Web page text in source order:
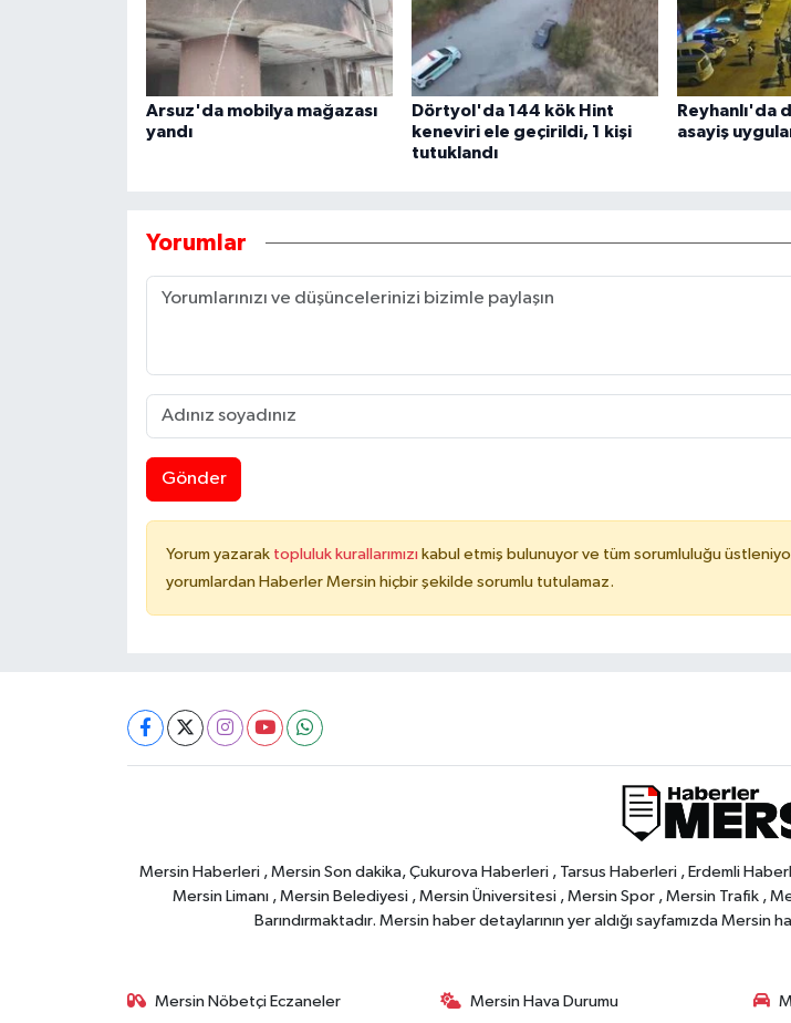
Arsuz'da mobilya mağazası
yandı
Dörtyol'da 144 kök Hint
keneviri ele geçirildi, 1 kişi
tutuklandı
Reyhanlı'da
asayiş
Yorumlar
Gönder
Yorum yazarak topluluk kurallarımızı kabul etmiş bulunuyor ve tüm sorumluluğu
yorumlardan Haberler Mersin hiçbir şekilde sorumlu tutulamaz.
Mersin Haberleri , Mersin Son dakika, Çukurova Haberleri , Tarsus Haberleri , Erdemli
Mersin Limanı , Mersin Belediyesi , Mersin Üniversitesi , Mersin Spor , Mersin Trafik ,
Barındırmaktadır. Mersin haber detaylarının yer aldığı sayfamızda
Mersin Nöbetçi Eczaneler Mersin Hava Durumu